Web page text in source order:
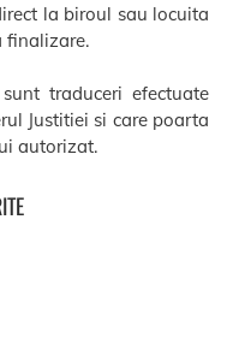
la biroul sau locuita
finalizare.
traduceri efectuate
Justitiei si care poarta
autorizat.